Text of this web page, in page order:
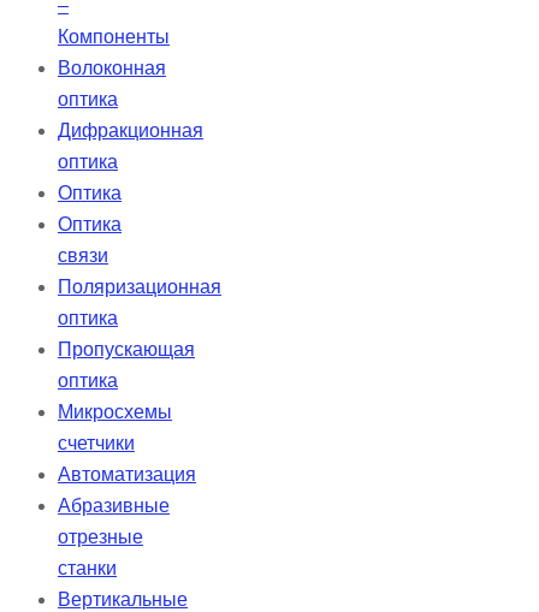
–
Компоненты
Волоконная
оптика
Дифракционная
оптика
Оптика
Оптика
связи
Поляризационная
оптика
Пропускающая
оптика
Микросхемы
счетчики
Автоматизация
Абразивные
отрезные
станки
Вертикальные